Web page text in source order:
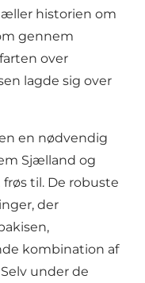
historien om
gennem
over
lagde sig over
en nødvendig
Sjælland og
til. De robuste
der
kombination af
under de